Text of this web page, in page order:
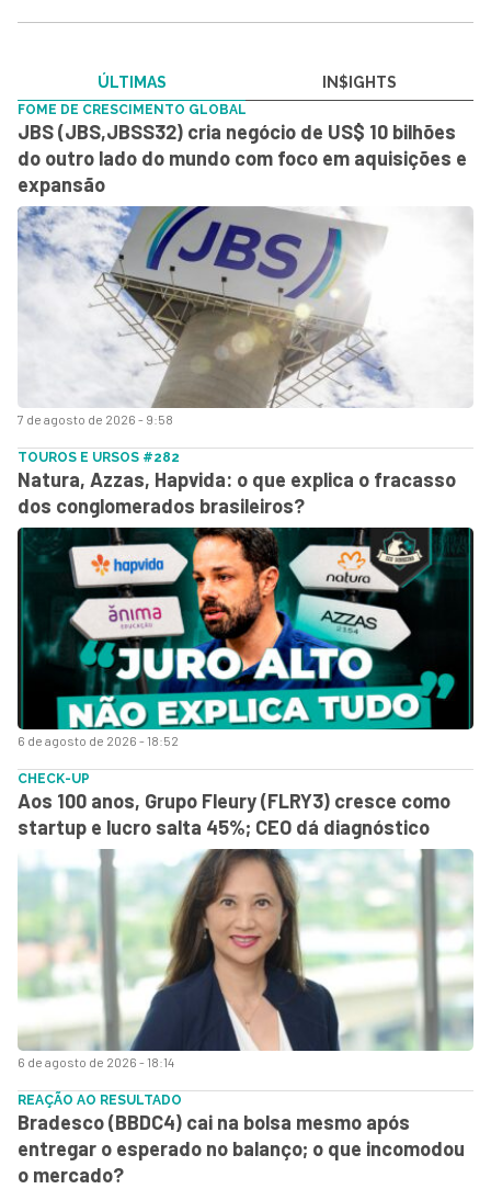
ÚLTIMAS IN$IGHTS
7 de agosto de 2026 - 9:58
FOME DE CRESCIMENTO GLOBAL
JBS (JBS,JBSS32) cria negócio de US$ 10 bilhões
do outro lado do mundo com foco em aquisições e
expansão
6 de agosto de 2026 - 18:52
TOUROS E URSOS #282
Natura, Azzas, Hapvida: o que explica o fracasso
dos conglomerados brasileiros?
6 de agosto de 2026 - 18:14
CHECK-UP
Aos 100 anos, Grupo Fleury (FLRY3) cresce como
startup e lucro salta 45%; CEO dá diagnóstico
REAÇÃO AO RESULTADO
Bradesco (BBDC4) cai na bolsa mesmo após
entregar o esperado no balanço; o que incomodou
o mercado?